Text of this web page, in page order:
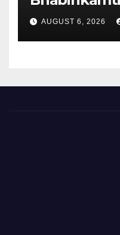
Pilar
Perkuat
Diajak
AUGUST 6, 2026